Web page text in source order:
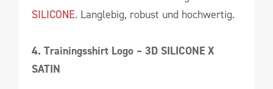
SILICONE. Langlebig, robust und hochwertig.
4. Trainingsshirt Logo – 3D SILICONE X
SATIN